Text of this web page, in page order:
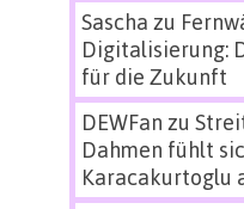
Sascha zu
Digitalisierung:
für die Zukunft
DEWFan zu
Dahmen fühlt
Karacakurtoglu